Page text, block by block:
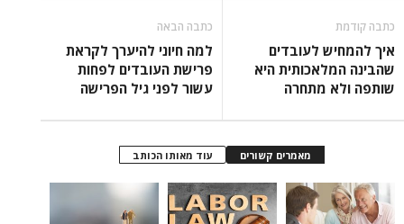
כתבה קודמת
איך להמחיש לעובדים
שהבינה המלאכותית היא
שותפה ולא מתחרה
כתבה הבאה
למה חיוני להיערך לקראת
פרישת העובדים לפחות
עשור לפני גיל הפרישה
מאמרים קשורים עוד מאותו הכותב